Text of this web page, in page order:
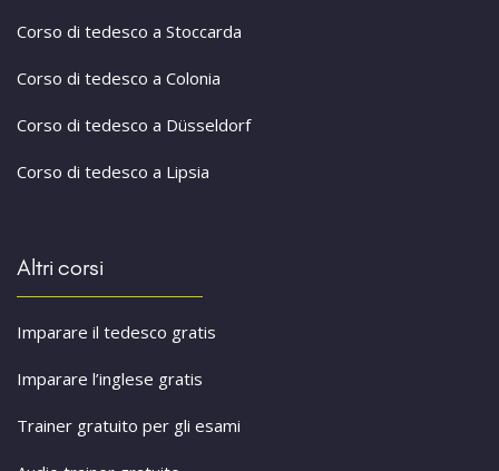
Corso di tedesco a Stoccarda
Corso di tedesco a Colonia
Corso di tedesco a Düsseldorf
Corso di tedesco a Lipsia
Altri corsi
Imparare il tedesco gratis
Imparare l’inglese gratis
Trainer gratuito per gli esami